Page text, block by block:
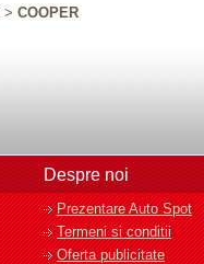
> COOPER
Despre noi
Prezentare Auto Spot
Termeni si conditii
Oferta publicitate